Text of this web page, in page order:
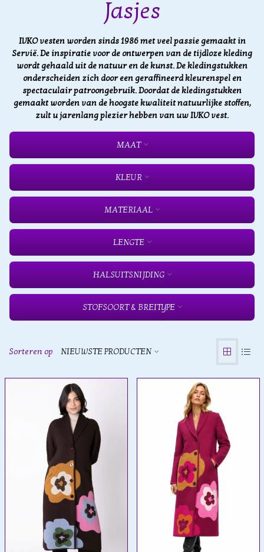
Jasjes
IVKO vesten worden sinds 1986 met veel passie gemaakt in
Servië. De inspiratie voor de ontwerpen van de tijdloze kleding
wordt gehaald uit de natuur en de kunst. De kledingstukken
onderscheiden zich door een geraffineerd kleurenspel en
spectaculair patroongebruik. Doordat de kledingstukken
gemaakt worden van de hoogste kwaliteit natuurlijke stoffen,
zult u jarenlang plezier hebben van uw IVKO vest.
MAAT
KLEUR
MATERIAAL
LENGTE
HALSUITSNIJDING
STOFSOORT & BREITYPE
Sorteren op NIEUWSTE PRODUCTEN